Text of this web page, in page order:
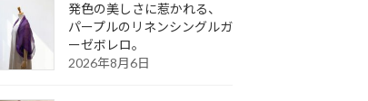
発色の美しさに惹かれる、
パープルのリネンシングルガ
ーゼボレロ。
2026年8月6日